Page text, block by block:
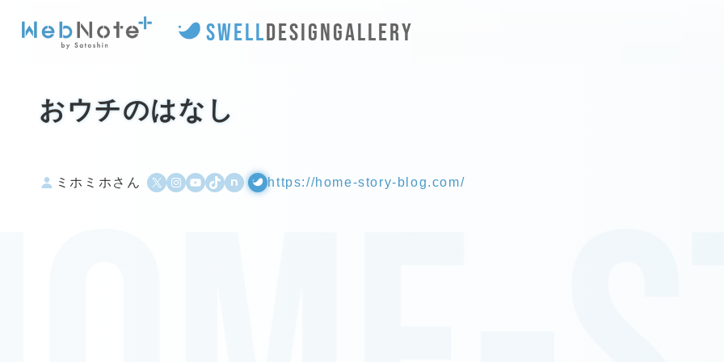
SWELLDESIGNGALLERY
おウチのはなし
ミホミホさん X Instagram
YouTube
TikTok
500pxWordPress
https://home-story-blog.com/